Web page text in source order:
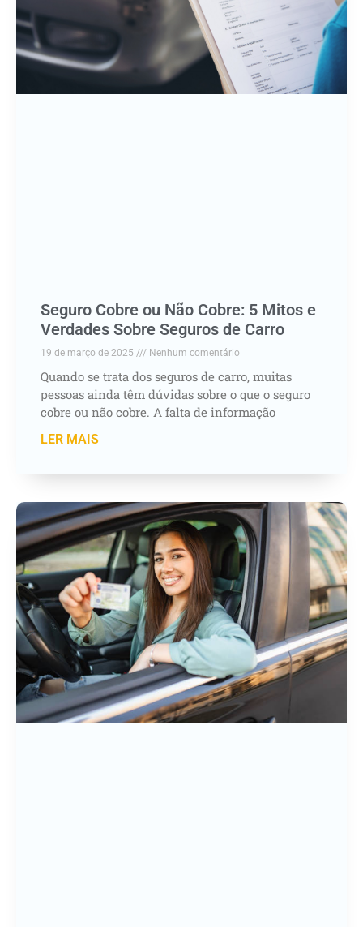
Seguro Cobre ou Não Cobre: 5 Mitos e
Verdades Sobre Seguros de Carro
19 de março de 2025 Nenhum comentário
Quando se trata dos seguros de carro, muitas
pessoas ainda têm dúvidas sobre o que o seguro
cobre ou não cobre. A falta de informação
LER MAIS